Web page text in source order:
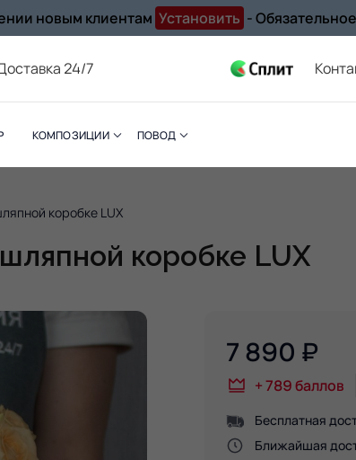
новым клиентам Установить -
24/7
КОМПОЗИЦИИ ПОВОД
коробке LUX
коробке LUX
7 890 ₽
+789баллов
Бесплатная
Ближайшая